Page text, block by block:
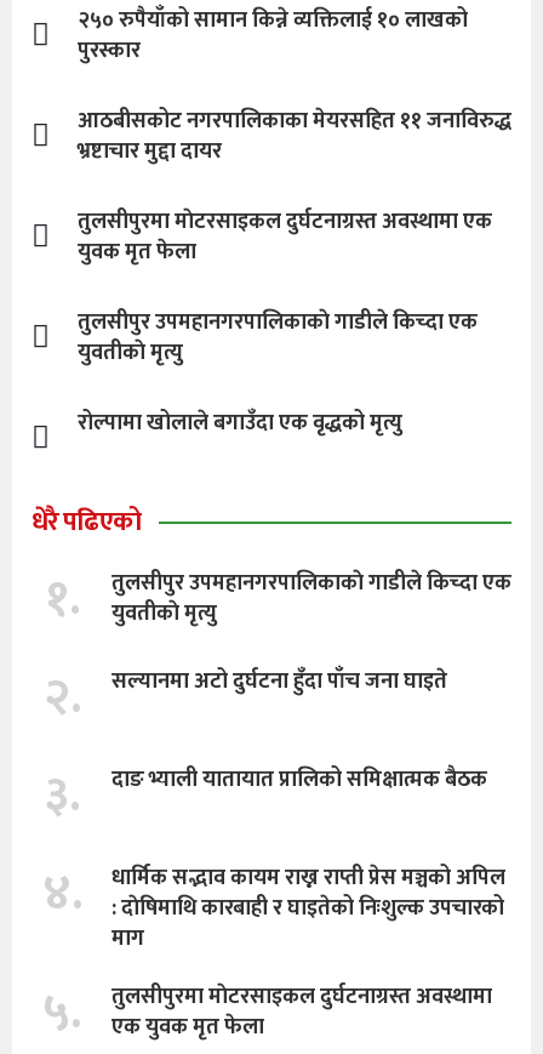
२५० रुपैयाँको सामान किन्ने व्यक्तिलाई १० लाखको
पुरस्कार
आठबीसकोट नगरपालिकाका मेयरसहित ११ जनाविरुद्ध
भ्रष्टाचार मुद्दा दायर
तुलसीपुरमा माेटरसाइकल दुर्घटनाग्रस्त अवस्थामा एक
युवक मृत फेला
तुलसीपुर उपमहानगरपालिकाकाे गाडीले किच्दा एक
युवतीकाे मृत्यु
रोल्पामा खोलाले बगाउँदा एक वृद्धको मृत्यु
धेरै पढिएको
१.
तुलसीपुर उपमहानगरपालिकाकाे गाडीले किच्दा एक
युवतीकाे मृत्यु
२. सल्यानमा अटो दुर्घटना हुँदा पाँच जना घाइते
३. दाङ भ्याली यातायात प्रालिको समिक्षात्मक बैठक
४.
धार्मिक सद्भाव कायम राख्न राप्ती प्रेस मञ्चको अपिल
: दाेषिमाथि कारबाही र घाइतेको निःशुल्क उपचारको
माग
५.
तुलसीपुरमा माेटरसाइकल दुर्घटनाग्रस्त अवस्थामा
एक युवक मृत फेला